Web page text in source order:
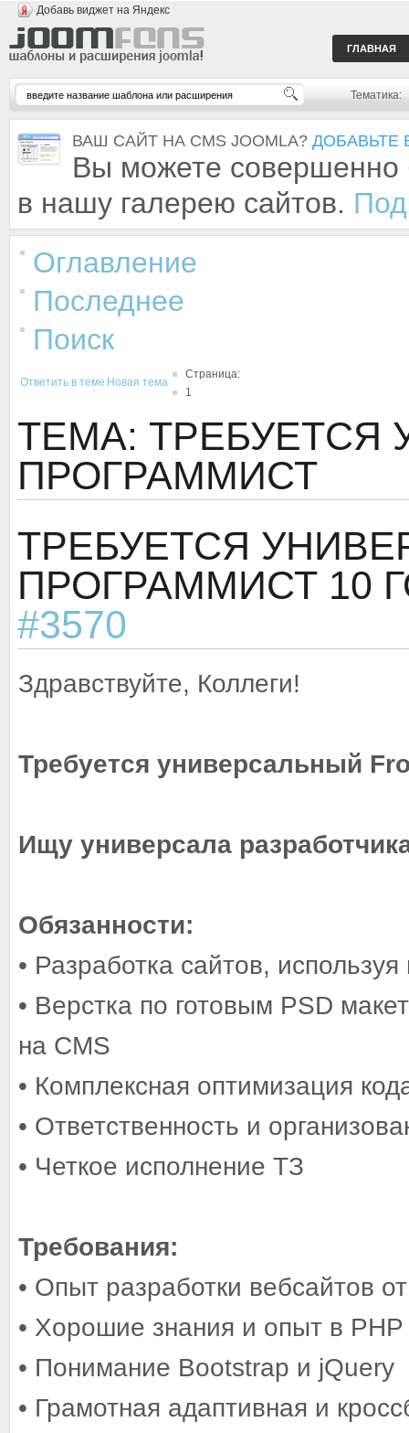
Добавь виджет на Яндекс
ГЛАВНАЯ
Тематика:
ВАШ САЙТ НА CMS JOOMLA? ДОБАВЬТЕ
Вы можете совершенно
в нашу галерею сайтов.
Оглавление
Последнее
Поиск
Ответить в теме Новая тема
Страница:
1
ТЕМА: ТРЕБУЕТСЯ
ПРОГРАММИСТ
ТРЕБУЕТСЯ
ПРОГРАММИСТ 10
#3570
Здравствуйте, Коллеги!
Требуется универсальный
Ищу универсала
Обязанности:
• Разработка сайтов,
• Верстка по готовым PSD
на CMS
• Комплексная оптимизация
• Ответственность и
• Четкое исполнение ТЗ
Требования:
• Опыт разработки вебсайтов
• Хорошие знания и опыт в
• Понимание Bootstrap и jQuery
• Грамотная адаптивная и